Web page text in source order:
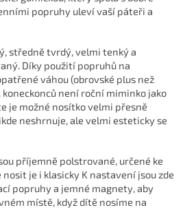
popruhy uleví vaší páteři a
středně tvrdý, velmi tenký a
Díky použití popruhů na
váhou (obrovské plus než
není roční miminko jako
je možné nosítko velmi přesně
neshrnuje, ale velmi esteticky se
příjemně polstrované, určené ke
je i klasicky K nastavení jsou zde
popruhy a jemné magnety, aby
místě, když dítě nosíme na